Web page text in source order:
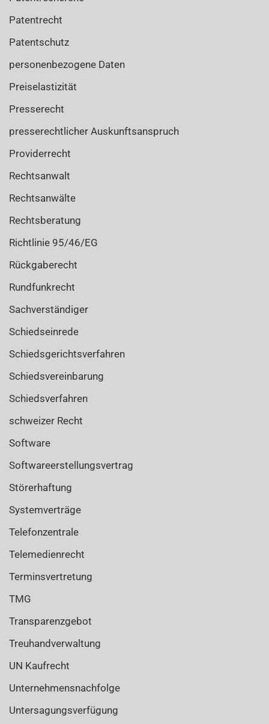
Patentrecht
Patentschutz
personenbezogene Daten
Preiselastizität
Presserecht
presserechtlicher Auskunftsanspruch
Providerrecht
Rechtsanwalt
Rechtsanwälte
Rechtsberatung
Richtlinie 95/46/EG
Rückgaberecht
Rundfunkrecht
Sachverständiger
Schiedseinrede
Schiedsgerichtsverfahren
Schiedsvereinbarung
Schiedsverfahren
schweizer Recht
Software
Softwareerstellungsvertrag
Störerhaftung
Systemverträge
Telefonzentrale
Telemedienrecht
Terminsvertretung
TMG
Transparenzgebot
Treuhandverwaltung
UN Kaufrecht
Unternehmensnachfolge
Untersagungsverfügung